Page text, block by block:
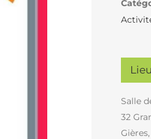
Lieu
Salle
32
Gières,